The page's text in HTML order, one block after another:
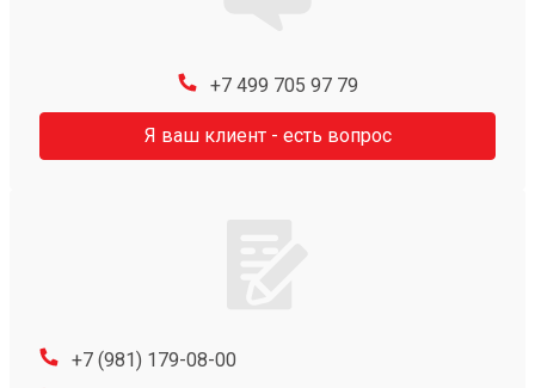
+7 499 705 97 79
Я ваш клиент - есть вопрос
+7 (981) 179-08-00